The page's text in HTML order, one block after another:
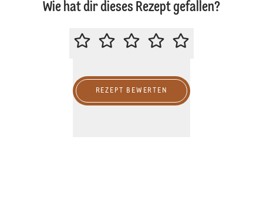
Wie hat dir dieses Rezept gefallen?
BITTE BEWERTE DIESES REZEPT
REZEPT BEWERTEN